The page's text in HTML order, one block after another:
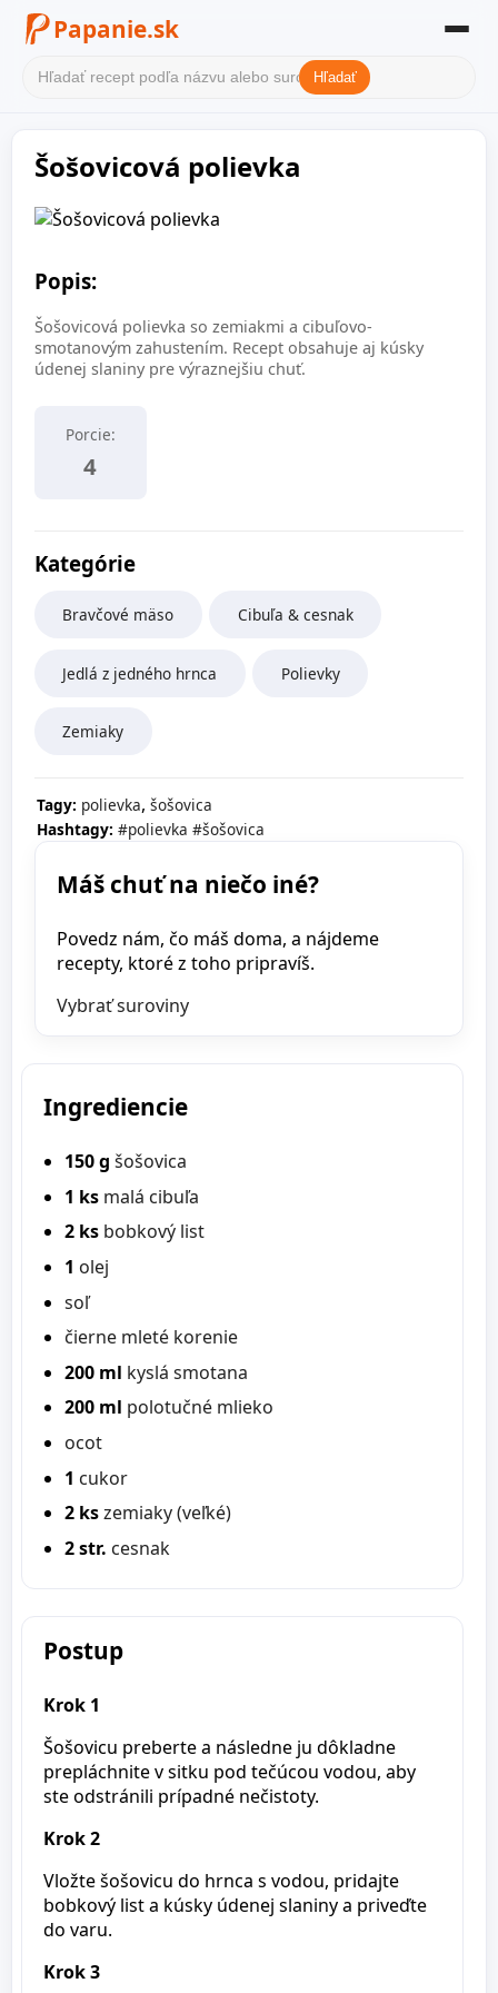
Papanie.sk
Filter receptov
Kategórie
O nás
Kontakt
Hľadať
Šošovicová polievka
Popis:
Šošovicová polievka so zemiakmi a cibuľovo-
smotanovým zahustením. Recept obsahuje aj kúsky
údenej slaniny pre výraznejšiu chuť.
Porcie:
4
Kategórie
Bravčové mäso Cibuľa & cesnak
Jedlá z jedného hrnca Polievky
Zemiaky
Tagy: polievka, šošovica
Hashtagy: #polievka #šošovica
Máš chuť na niečo iné?
Povedz nám, čo máš doma, a nájdeme
recepty, ktoré z toho pripravíš.
Vybrať suroviny
Ingrediencie
150 g šošovica
1 ks malá cibuľa
2 ks bobkový list
1 olej
soľ
čierne mleté korenie
200 ml kyslá smotana
200 ml polotučné mlieko
ocot
1 cukor
2 kszemiaky (veľké)
2 str. cesnak
Postup
Krok 1
Šošovicu preberte a následne ju dôkladne
prepláchnite v sitku pod tečúcou vodou, aby
ste odstránili prípadné nečistoty.
Krok 2
Vložte šošovicu do hrnca s vodou, pridajte
bobkový list a kúsky údenej slaniny a priveďte
do varu.
Krok 3